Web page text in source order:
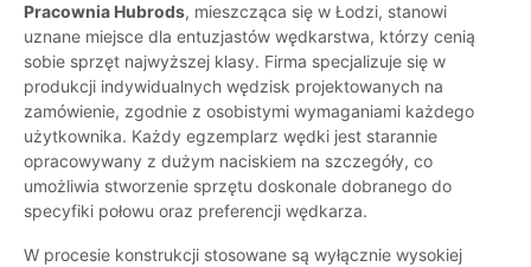
Pracownia Hubrods, mieszcząca się w Łodzi, stanowi
uznane miejsce dla entuzjastów wędkarstwa, którzy cenią
sobie sprzęt najwyższej klasy. Firma specjalizuje się w
produkcji indywidualnych wędzisk projektowanych na
zamówienie, zgodnie z osobistymi wymaganiami każdego
użytkownika. Każdy egzemplarz wędki jest starannie
opracowywany z dużym naciskiem na szczegóły, co
umożliwia stworzenie sprzętu doskonale dobranego do
specyfiki połowu oraz preferencji wędkarza.
W procesie konstrukcji stosowane są wyłącznie wysokiej